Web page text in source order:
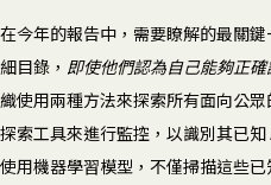
在今年的報告中，需要瞭解的最關
細目錄， 即使他們認為自己能夠正確
織使用兩種方法來探索所有面向公
探索工具來進行監控，以識別其已
使用機器學習模型，不僅掃描這些